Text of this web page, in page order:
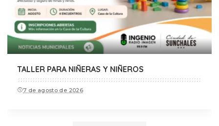
TALLER PARA NIÑERAS Y NIÑEROS
7 de agosto de 2026